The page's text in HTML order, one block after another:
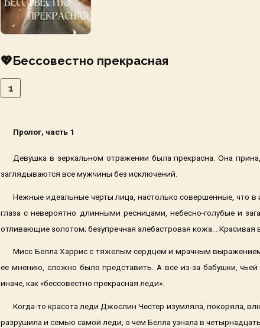
💖Бессовестно прекрасная
1
Пролог, часть 1
Девушка в зеркальном отражении была прекрасна. Она
заглядываются все мужчины без исключений.
Нежные идеальные черты лица, настолько совершенные, что
глаза с невероятно длинными ресницами, небесно-голубые и
отливающие золотом; безупречная алебастровая кожа... Красивая
Мисс Белла Харрис с тяжелым сердцем и мрачным
ее мнению, сложно было представить. А все из-за бабушки,
иначе, как «бессовестно прекрасная леди».
Когда-то красота леди Джослин Честер изумляла, покоряла,
разрушила и семью самой леди, о чем Белла узнала в